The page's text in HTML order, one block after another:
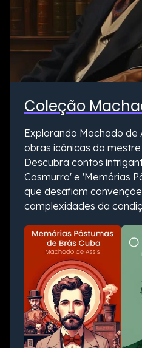
Coleção
Explorando Machado de
obras icônicas do
Descubra contos
Casmurro' e 'Memórias
que desafiam
complexidades da